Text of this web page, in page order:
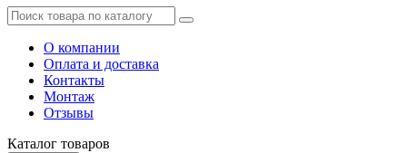
О компании
Оплата и доставка
Контакты
Монтаж
Отзывы
Каталог товаров